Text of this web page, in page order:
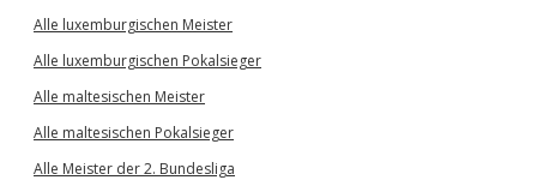
Alle luxemburgischen Meister
Alle luxemburgischen Pokalsieger
Alle maltesischen Meister
Alle maltesischen Pokalsieger
Alle Meister der 2. Bundesliga